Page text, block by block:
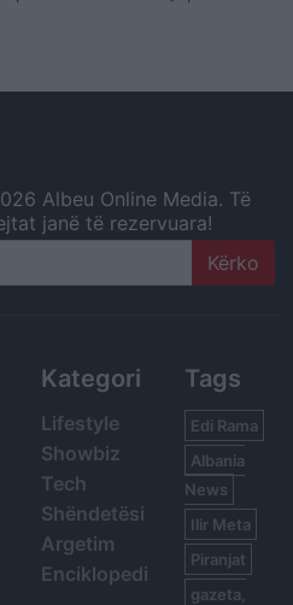
Albeu Online Media. Të
janë të rezervuara!
Kategori
Lifestyle
Showbiz
Tech
Shëndetësi
Argetim
Enciklopedi
Tags
Edi Rama
Albania
News
Ilir Meta
Piranjat
gazeta,